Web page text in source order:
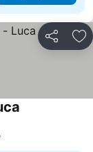
Partilhar